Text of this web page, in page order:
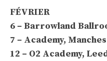
FÉVRIER
6 – Barrowland
7 – Academy,
12 – O2 Academy,